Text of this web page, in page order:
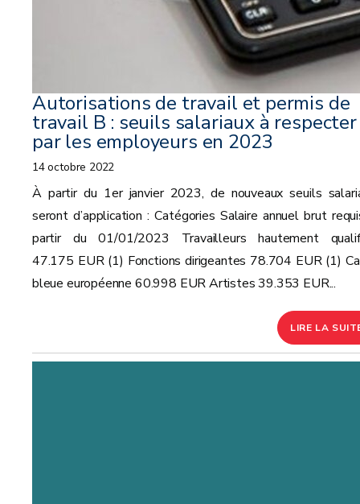
Autorisations de travail et permis de
travail B : seuils salariaux à respecter
par les employeurs en 2023
14 octobre 2022
À partir du 1er janvier 2023, de nouveaux seuils
seront d’application : Catégories Salaire annuel brut
partir du 01/01/2023 Travailleurs hautement
47.175 EUR (1) Fonctions dirigeantes 78.704 EUR (1)
bleue européenne 60.998 EUR Artistes 39.353 EUR...
LIRE LA